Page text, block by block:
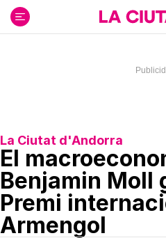
contenido
La Ciutat d'Andorra
El
Benjamin Moll
Premi
Armengol